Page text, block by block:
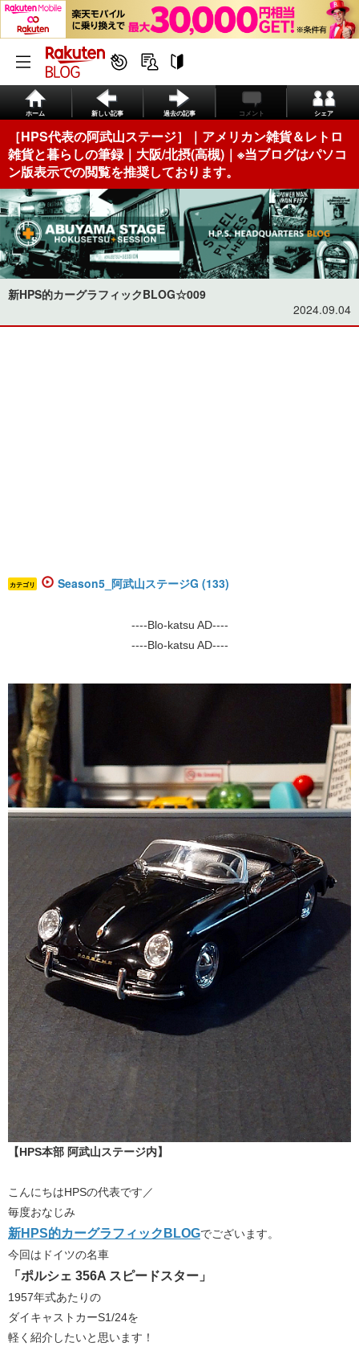
ホーム 新しい記事 過去の記事 コメント シェア
［HPS代表の阿武山ステージ］｜アメリカン雑貨＆レトロ
雑貨と暮らしの筆録｜大阪/北摂(高槻)｜※当ブログはパソコ
ン版表示での閲覧を推奨しております。
新HPS的カーグラフィックBLOG☆009
2024.09.04
カテゴリ Season5_阿武山ステージG (133)
----Blo-katsu AD----
----Blo-katsu AD----
【HPS本部 阿武山ステージ内】
こんにちはHPSの代表です／
毎度おなじみ
新HPS的カーグラフィックBLOG​でございます。
今回はドイツの名車
「ポルシェ 356A スピードスター」
1957年式あたりの
ダイキャストカーS1/24を
軽く紹介したいと思います！